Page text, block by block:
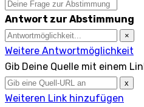
Antwort zur Abstimmung
×
Weitere Antwortmöglichkeit
Gib Deine Quelle mit einem
x
Weiteren Link hinzufügen